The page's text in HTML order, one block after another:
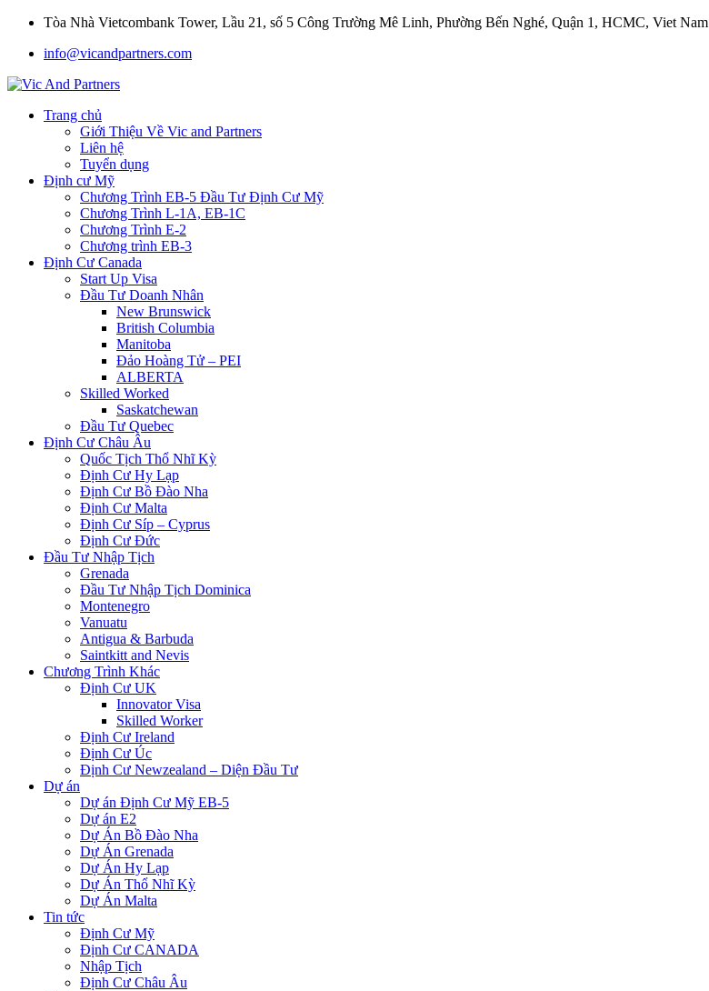
Tòa Nhà Vietcombank Tower, Lầu 21, số 5 Công Trường Mê Linh, Phường Bến Nghé, Quận 1, HCMC, Viet Nam
info@vicandpartners.com
Trang chủ
Giới Thiệu Về Vic and Partners
Liên hệ
Tuyển dụng
Định cư Mỹ
Chương Trình EB-5 Đầu Tư Định Cư Mỹ
Chương Trình L-1A, EB-1C
Chương Trình E-2
Chương trình EB-3
Định Cư Canada
Start Up Visa
Đầu Tư Doanh Nhân
New Brunswick
British Columbia
Manitoba
Đảo Hoàng Tử – PEI
ALBERTA
Skilled Worked
Saskatchewan
Đầu Tư Quebec
Định Cư Châu Âu
Quốc Tịch Thổ Nhĩ Kỳ
Định Cư Hy Lạp
Định Cư Bồ Đào Nha
Định Cư Malta
Định Cư Síp – Cyprus
Định Cư Đức
Đầu Tư Nhập Tịch
Grenada
Đầu Tư Nhập Tịch Dominica
Montenegro
Vanuatu
Antigua & Barbuda
Saintkitt and Nevis
Chương Trình Khác
Định Cư UK
Innovator Visa
Skilled Worker
Định Cư Ireland
Định Cư Úc
Định Cư Newzealand – Diện Đầu Tư
Dự án
Dự án Định Cư Mỹ EB-5
Dự án E2
Dự Án Bồ Đào Nha
Dự Án Grenada
Dự Án Hy Lạp
Dự Án Thổ Nhĩ Kỳ
Dự Án Malta
Tin tức
Định Cư Mỹ
Định Cư CANADA
Nhập Tịch
Định Cư Châu Âu